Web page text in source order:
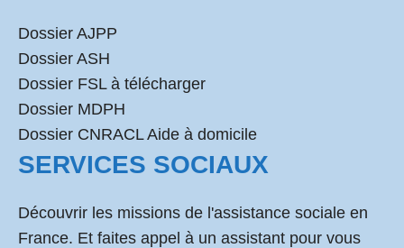
Dossier AJPP
Dossier ASH
Dossier FSL à télécharger
Dossier MDPH
Dossier CNRACL Aide à domicile
SERVICES SOCIAUX
Découvrir les missions de l'assistance sociale en
France. Et faites appel à un assistant pour vous